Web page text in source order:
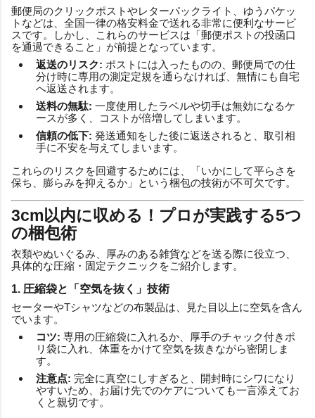
郵便局のクリックポストやレターパックライト、ゆうパケッ
トなどは、全国一律の格安料金で送れる非常に便利なサービ
スです。しかし、これらのサービスは「郵便ポストの投函口
を通過できること」が前提となっています。
返送のリスク: ポストには入ったものの、郵便局での仕
分け時に専用の測定定規を通らなければ、無情にも自宅
へ返送されます。
送料の無駄: 一度使用したラベルや切手は無効になるケ
ースが多く、コストが倍増してしまいます。
信頼の低下: 発送通知をした後に返送されると、取引相
手に不安を与えてしまいます。
これらのリスクを回避するためには、「いかにして平らさを
保ち、膨らみを抑えるか」という梱包の技術が不可欠です。
3cm以内に収める！プロが実践する5つ
の梱包術
衣類やぬいぐるみ、厚みのある雑貨などを送る際に役立つ、
具体的な圧縮・固定テクニックをご紹介します。
1. 圧縮袋と「空気を抜く」技術
セーターやTシャツなどの布製品は、見た目以上に空気を含ん
でいます。
コツ: 専用の圧縮袋に入れるか、厚手のチャック付きポ
リ袋に入れ、体重をかけて空気を抜きながら密閉しま
す。
注意点: 完全に真空にしすぎると、開封時にシワになり
やすいため、お届け先でのケアについても一言添えてお
くと親切です。